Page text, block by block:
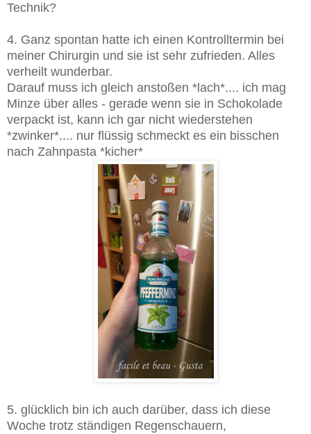
Technik?
4. Ganz spontan hatte ich einen Kontrolltermin bei
meiner Chirurgin und sie ist sehr zufrieden. Alles
verheilt wunderbar.
Darauf muss ich gleich anstoßen *lach*.... ich mag
Minze über alles - gerade wenn sie in Schokolade
verpackt ist, kann ich gar nicht wiederstehen
*zwinker*.... nur flüssig schmeckt es ein bisschen
nach Zahnpasta *kicher*
5. glücklich bin ich auch darüber, dass ich diese
Woche trotz ständigen Regenschauern,